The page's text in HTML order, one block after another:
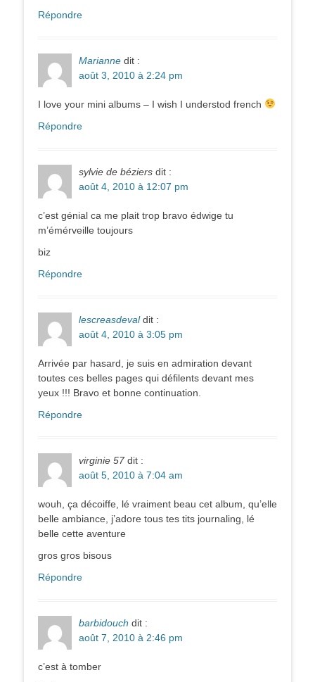
Répondre
Marianne dit :
août 3, 2010 à 2:24 pm
I love your mini albums – I wish I understod french
Répondre
sylvie de béziers dit :
août 4, 2010 à 12:07 pm
c’est génial ca me plait trop bravo édwige tu
m’émérveille toujours
biz
Répondre
lescreasdeval dit :
août 4, 2010 à 3:05 pm
Arrivée par hasard, je suis en admiration devant
toutes ces belles pages qui défilents devant mes
yeux !!! Bravo et bonne continuation.
Répondre
virginie 57 dit :
août 5, 2010 à 7:04 am
wouh, ça décoiffe, lé vraiment beau cet album, qu’elle
belle ambiance, j’adore tous tes tits journaling, lé
belle cette aventure
gros gros bisous
Répondre
barbidouch dit :
août 7, 2010 à 2:46 pm
c’est à tomber